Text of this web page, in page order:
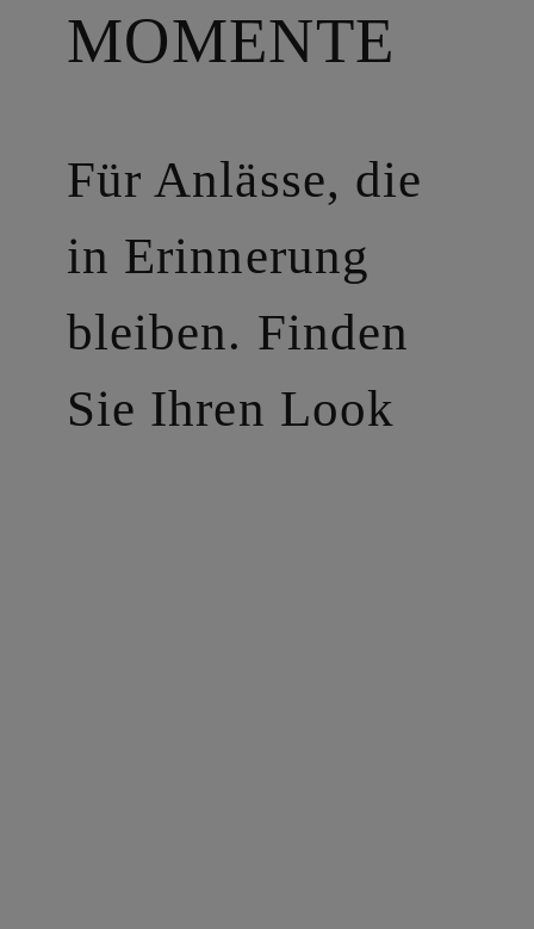
MOMENTE
Für Anlässe, die
in Erinnerung
bleiben. Finden
Sie Ihren Look